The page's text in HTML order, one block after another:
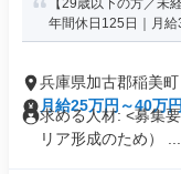
【29歳以下の方／未
年間休日125日｜月給
兵庫県加古郡稲美町
月給25万円～40万円
求める人材: <募集
リア形成のため） ...